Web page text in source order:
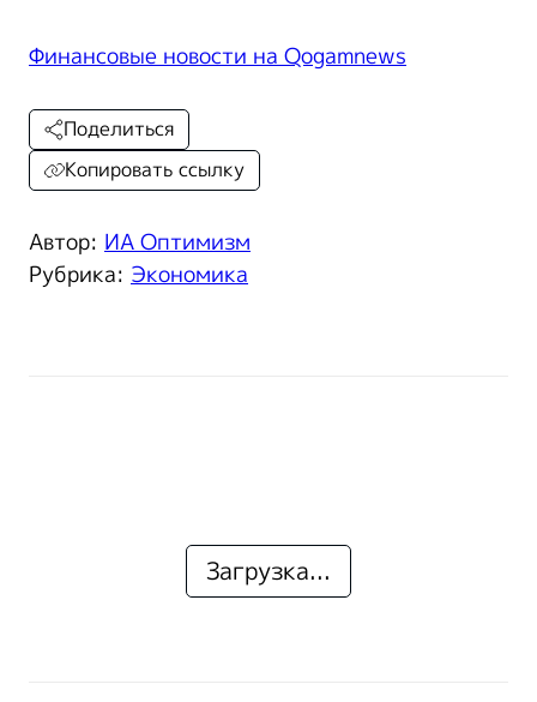
Финансовые новости на Qogamnews
Автор: ИА Оптимизм
Рубрика: Экономика
Поделиться
Копировать ссылку
Загрузка...